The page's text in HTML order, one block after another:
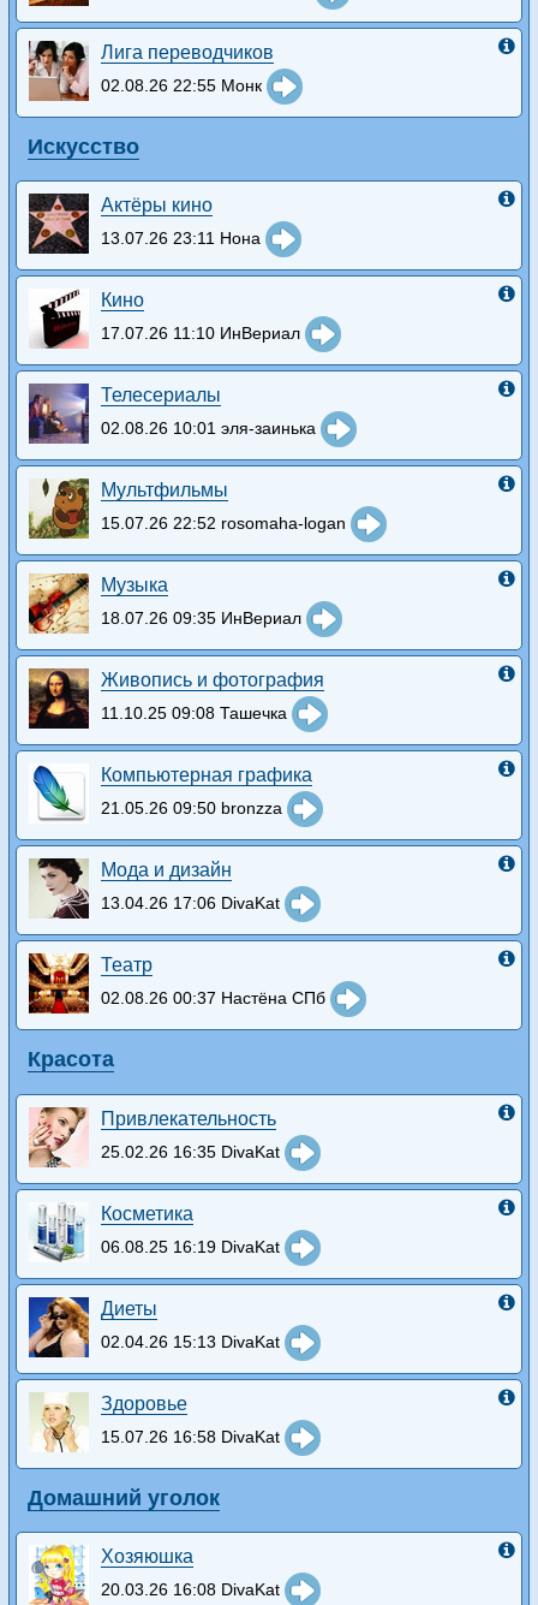
Лига переводчиков
02.08.26 22:55 Монк
Искусство
Актёры кино
13.07.26 23:11 Нона
Кино
17.07.26 11:10 ИнВериал
Телесериалы
02.08.26 10:01 эля-заинька
Мультфильмы
15.07.26 22:52 rosomaha-logan
Музыка
18.07.26 09:35 ИнВериал
Живопись и фотография
11.10.25 09:08 Ташечка
Компьютерная графика
21.05.26 09:50 bronzza
Мода и дизайн
13.04.26 17:06 DivaKat
Театр
02.08.26 00:37 Настёна СПб
Красота
Привлекательность
25.02.26 16:35 DivaKat
Косметика
06.08.25 16:19 DivaKat
Диеты
02.04.26 15:13 DivaKat
Здоровье
15.07.26 16:58 DivaKat
Домашний уголок
Хозяюшка
20.03.26 16:08 DivaKat